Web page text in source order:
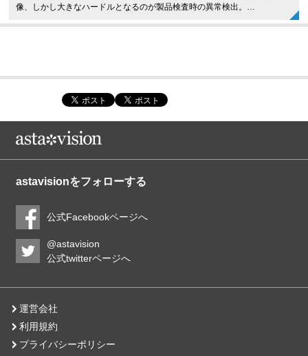
像、しかし大きなハードルとなるのが製品検査時の異常検出。…
astavisionをフォローする
公式Facebookページへ
@astavision
公式twitterページへ
運営会社
利用規約
プライバシーポリシー